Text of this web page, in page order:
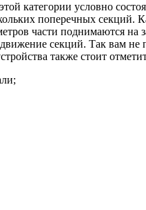
категории условно
поперечных
части поднимаются
секций. Так вам
также стоит